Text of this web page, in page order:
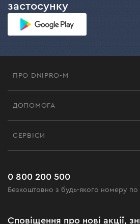
застосунку
ПРО DNIPRO-M
Чорна п'ятниця
ДОПОМОГА
Поширені запитання
СЕРВІСИ
0 800 200 500
Безкоштовно з будь-якого номеру по
Сповіщення про нові акції,